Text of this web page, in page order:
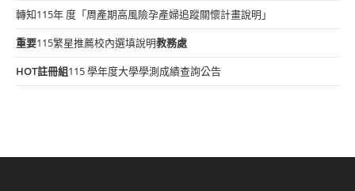
轉知115年 度「周產期高風險孕產婦追蹤關懷計畫說明」
重要115繁星推薦校內選填說明教務處
HOT註冊組115 學年度大學學測成績查詢公告